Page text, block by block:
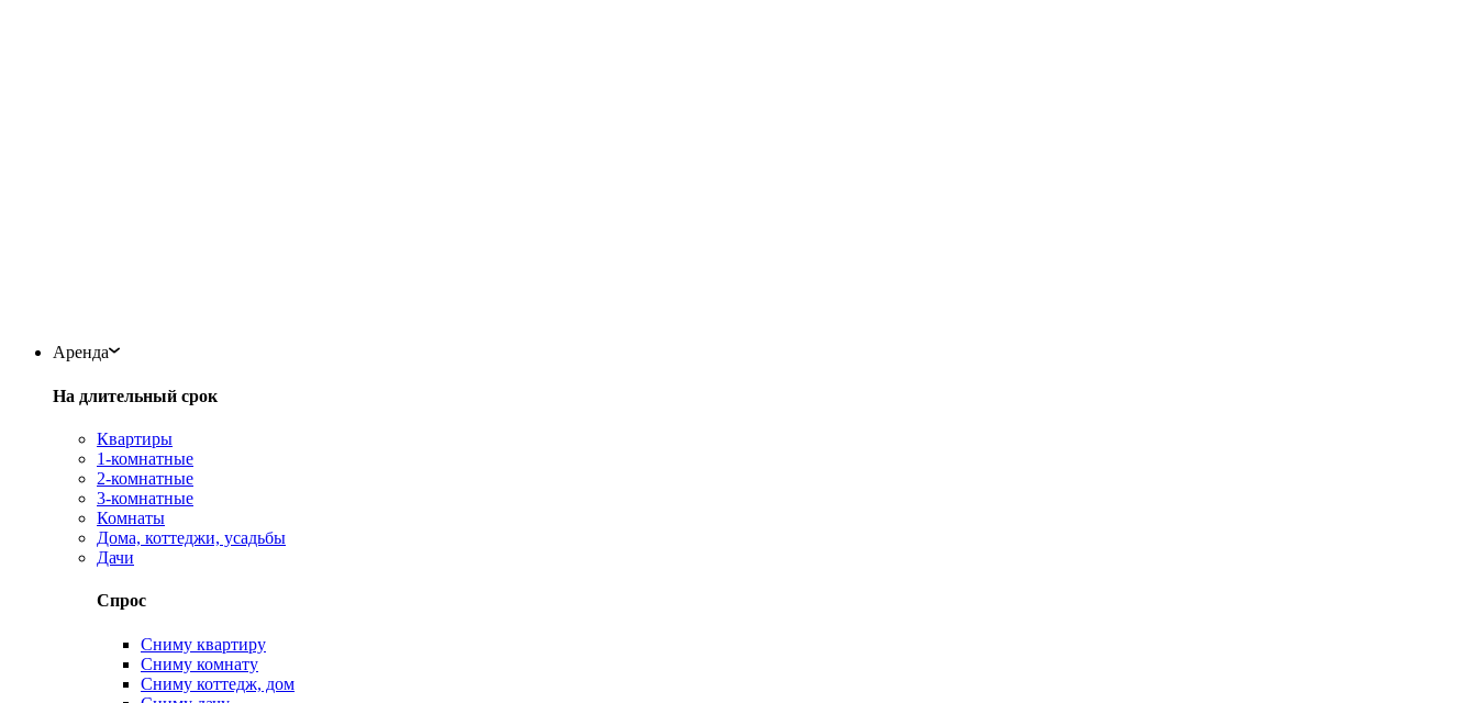
Аренда
На длительный срок
Квартиры
1-комнатные
2-комнатные
3-комнатные
Комнаты
Дома, коттеджи, усадьбы
Дачи
Спрос
Сниму квартиру
Сниму комнату
Сниму коттедж, дом